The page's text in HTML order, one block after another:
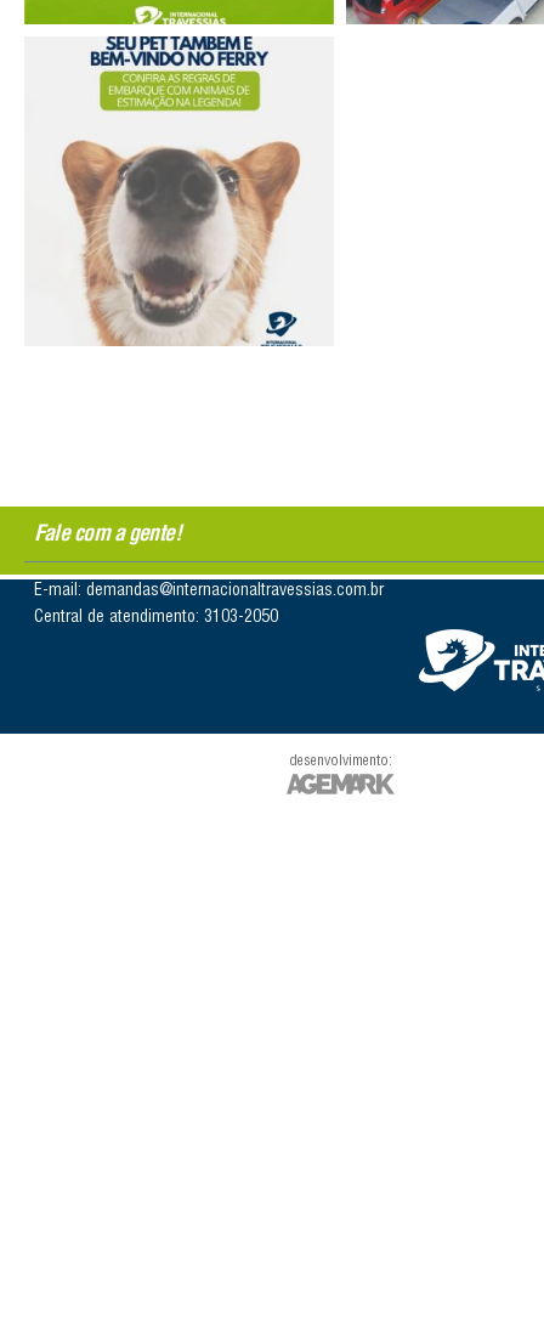
Fale com a gente!
E-mail: demandas@internacionaltravessias.com.br
Central de atendimento: 3103-2050
desenvolvimento: